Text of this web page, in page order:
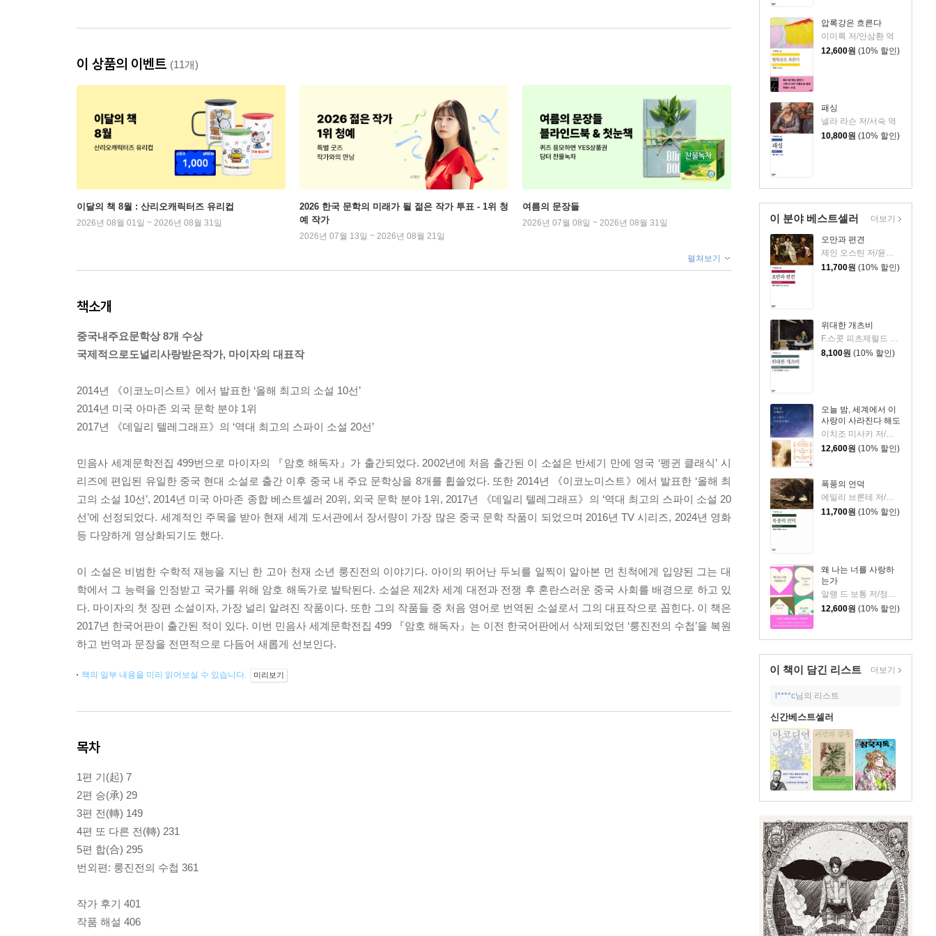
압록강은 흐른다
이미륵 저/안삼환 역
12,600원 (10% 할인)
패싱
넬라 라슨 저/서숙 역
10,800원 (10% 할인)
이 분야 베스트셀러
오만과 편견
11,700원 (10% 할인)
위대한 개츠비
8,100원 (10% 할인)
오늘 밤, 세계에서 이
사랑이 사라진다 해도
이치조 미사키 저/권영주 역
12,600원 (10% 할인)
폭풍의 언덕
에밀리 브론테 저/김종길 역
11,700원 (10% 할인)
왜 나는 너를 사랑하
는가
알랭 드 보통 저/정영목 역
12,600원 (10% 할인)
더보기
이 책이 담긴 리스트 더보기
l****c님의 리스트
신간베스트셀러
이 상품의 이벤트 (11개)
이달의 책 8월 : 산리오캐릭터즈 유리컵
2026년 08월 01일 ~ 2026년 08월 31일
2026 한국 문학의 미래가 될 젊은 작가 투표 - 1위 청
예 작가
2026년 07월 13일 ~ 2026년 08월 21일
여름의 문장들
2026년 07월 08일 ~ 2026년 08월 31일
펼쳐보기
책소개
중국내주요문학상 8개 수상
국제적으로도널리사랑받은작가, 마이자의 대표작
2014년 《이코노미스트》에서 발표한 ‘올해 최고의 소설 10선’
2014년 미국 아마존 외국 문학 분야 1위
2017년 《데일리 텔레그래프》의 ‘역대 최고의 스파이 소설 20선’
민음사 세계문학전집 499번으로 마이자의 『암호 해독자』가 출간되었다. 2002년에 처음 출간된 이 소설은 반세기 만에 영국 ‘펭귄 클래식’ 시
리즈에 편입된 유일한 중국 현대 소설로 출간 이후 중국 내 주요 문학상을 8개를 휩쓸었다. 또한 2014년 《이코노미스트》에서 발표한 ‘올해 최
고의 소설 10선’, 2014년 미국 아마존 종합 베스트셀러 20위, 외국 문학 분야 1위, 2017년 《데일리 텔레그래프》의 ‘역대 최고의 스파이 소설 20
선’에 선정되었다. 세계적인 주목을 받아 현재 세계 도서관에서 장서량이 가장 많은 중국 문학 작품이 되었으며 2016년 TV 시리즈, 2024년 영화
등 다양하게 영상화되기도 했다.
이 소설은 비범한 수학적 재능을 지닌 한 고아 천재 소년 룽진전의 이야기다. 아이의 뛰어난 두뇌를 일찍이 알아본 먼 친척에게 입양된 그는 대
학에서 그 능력을 인정받고 국가를 위해 암호 해독가로 발탁된다. 소설은 제2차 세계 대전과 전쟁 후 혼란스러운 중국 사회를 배경으로 하고 있
다. 마이자의 첫 장편 소설이자, 가장 널리 알려진 작품이다. 또한 그의 작품들 중 처음 영어로 번역된 소설로서 그의 대표작으로 꼽힌다. 이 책은
2017년 한국어판이 출간된 적이 있다. 이번 민음사 세계문학전집 499 『암호 해독자』는 이전 한국어판에서 삭제되었던 ‘룽진전의 수첩’을 복원
하고 번역과 문장을 전면적으로 다듬어 새롭게 선보인다.
책의 일부 내용을 미리 읽어보실 수 있습니다. 미리보기
목차
1편 기(起) 7
2편 승(承) 29
3편 전(轉) 149
4편 또 다른 전(轉) 231
5편 합(合) 295
번외편: 룽진전의 수첩 361
작가 후기 401
작품 해설 406